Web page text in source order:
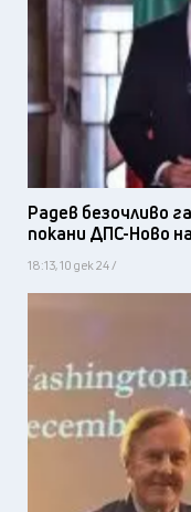
Радев безочливо
покани ДПС-Ново
18:13, 10 дек 24 /